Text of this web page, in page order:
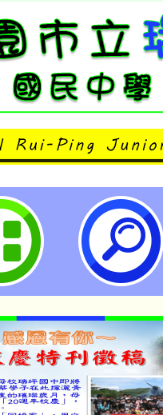
112年國中小
-桃園市立瑞